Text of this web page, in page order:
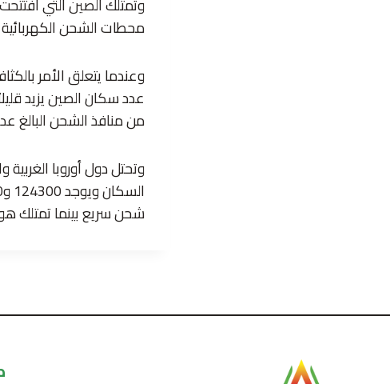
محطات الشحن
وعندما يتعلق الأمر
من منافذ الشحن البالغ عددها 128 ألفاً في الولايات المتحدة لديها خاصية
وتحتل دول أوروبا الغربية
شحن سريع بينما تمتلك هولندا